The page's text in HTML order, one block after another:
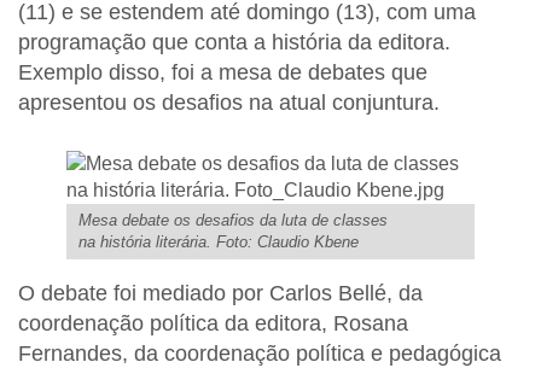
(11) e se estendem até domingo (13), com uma
programação que conta a história da editora.
Exemplo disso, foi a mesa de debates que
apresentou os desafios na atual conjuntura.
Mesa debate os desafios da luta de classes
na história literária. Foto: Claudio Kbene
O debate foi mediado por Carlos Bellé, da
coordenação política da editora, Rosana
Fernandes, da coordenação política e pedagógica